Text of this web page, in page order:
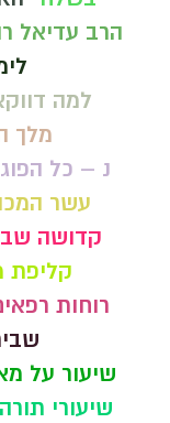
הרב עדיאל
למה
מלך
נ – כל
עשר
קדושה
קליפת
רוחות
שיעור על
שיעורי